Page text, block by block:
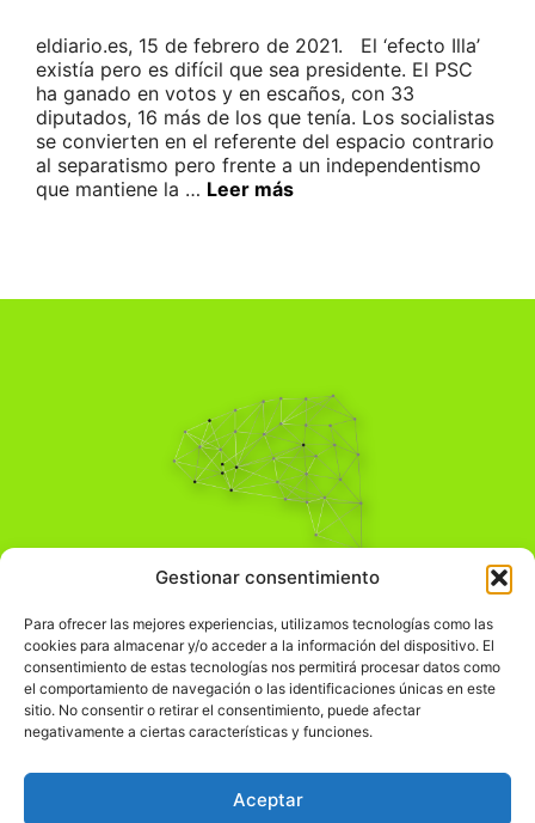
Gestionar consentimiento
Para ofrecer las mejores experiencias, utilizamos tecnologías como las
cookies para almacenar y/o acceder a la información del dispositivo. El
consentimiento de estas tecnologías nos permitirá procesar datos como
el comportamiento de navegación o las identificaciones únicas en este
sitio. No consentir o retirar el consentimiento, puede afectar
negativamente a ciertas características y funciones.
Aceptar
eldiario.es, 15 de febrero de 2021. El ‘efecto Illa’
existía pero es difícil que sea presidente. El PSC
ha ganado en votos y en escaños, con 33
diputados, 16 más de los que tenía. Los socialistas
se convierten en el referente del espacio contrario
al separatismo pero frente a un independentismo
que mantiene la … Leer más
Pensamiento Crítico
Comprender el mundo para transformarlo.
Información Legal
჻Política de privacidad
Política de cookies